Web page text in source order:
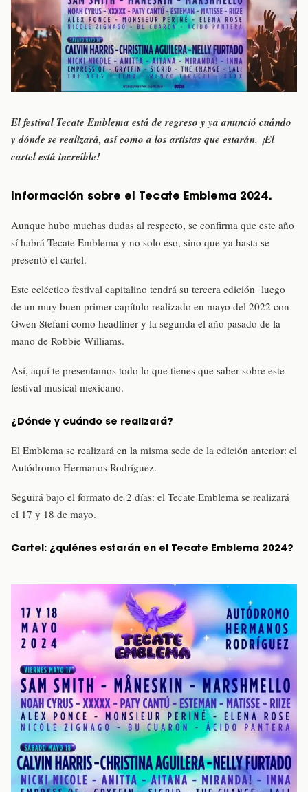
El festival Tecate Emblema está de regreso y ya anunció cuándo
y dónde se realizará, así como a los artistas que estarán. ¡El
cartel está increíble!
Información sobre el Tecate Emblema 2024.
Aunque hubo muchas dudas al respecto, se confirma que este año
sí habrá Tecate Emblema y no solo eso, sino que ya hasta se
presentó el cartel.
Este ecléctico festival capitalino tendrá su tercera edición luego
de un muy buen primer capítulo realizado en mayo del 2022 con
Gwen Stefani como headliner y la segunda el año pasado de la
mano de Robbie Williams.
Así, aquí te presentamos todo lo que tienes que saber sobre este
festival musical mexicano.
¿Dónde y cuándo se realizará?
El Emblema se realizará en la misma sede de la edición anterior: el
Autódromo Hermanos Rodríguez.
Seguirá bajo el formato de 2 días: el Tecate Emblema se realizará
el 17 y 18 de mayo.
Cartel: ¿quiénes estarán en el Tecate Emblema 2024?